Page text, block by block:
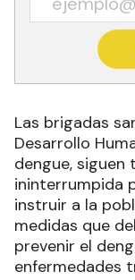
Las brigadas
Desarrollo
dengue, siguen
ininterrumpida
instruir a la
medidas que
prevenir el
enfermedades